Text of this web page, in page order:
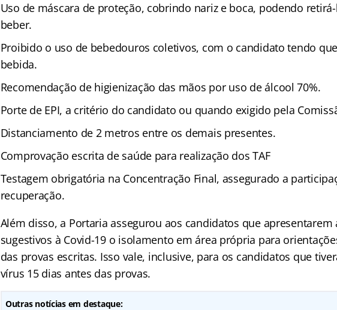
Uso de máscara de proteção, cobrindo nariz e boca, podendo
beber.
Proibido o uso de bebedouros coletivos, com o candidato tendo
bebida.
Recomendação de higienização das mãos por uso de álcool 70%.
Porte de EPI, a critério do candidato ou quando exigido pela
Distanciamento de 2 metros entre os demais presentes.
Comprovação escrita de saúde para realização dos TAF
Testagem obrigatória na Concentração Final, assegurado a
recuperação.
Além disso, a Portaria assegurou aos candidatos que
sugestivos à Covid-19 o isolamento em área própria para
das provas escritas. Isso vale, inclusive, para os candidatos que
vírus 15 dias antes das provas.
Outras notícias em destaque: